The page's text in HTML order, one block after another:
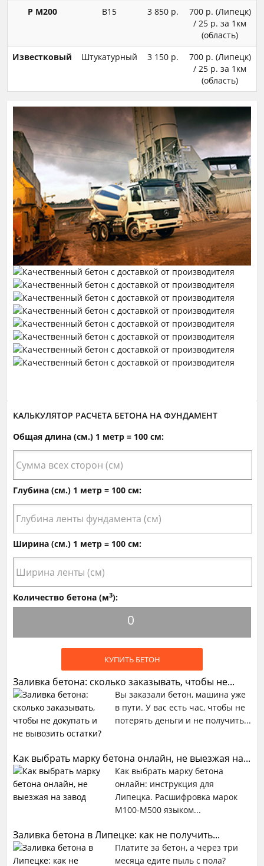
Р М200
В15 3 850 р.
700 р. (Липецк)
/ 25 р. за 1км
(область)
Известковый
Штукатурный 3 150 р.
700 р. (Липецк)
/ 25 р. за 1км
(область)
КАЛЬКУЛЯТОР РАСЧЕТА БЕТОНА НА ФУНДАМЕНТ
Общая длина (см.) 1 метр = 100 см:
Глубина (см.) 1 метр = 100 см:
Ширина (см.) 1 метр = 100 см:
Количество бетона (м3):
0
КУПИТЬ БЕТОН
Заливка бетона: сколько заказывать, чтобы не...
Вы заказали бетон, машина уже
в пути. У вас есть час, чтобы не
потерять деньги и не получить...
Как выбрать марку бетона онлайн, не выезжая на...
Как выбрать марку бетона
онлайн: инструкция для
Липецка. Расшифровка марок
М100-М500 языком...
Заливка бетона в Липецке: как не получить...
Платите за бетон, а через три
месяца едите пыль с пола?